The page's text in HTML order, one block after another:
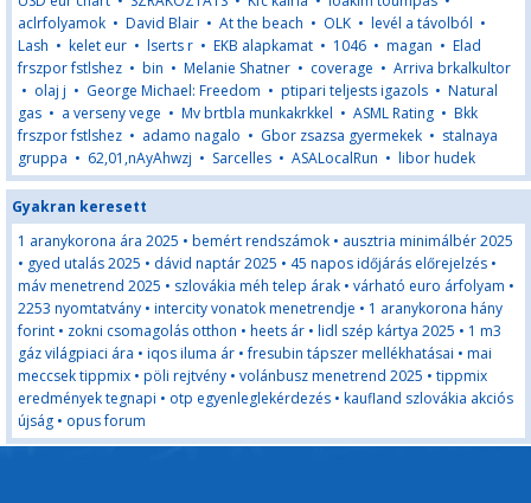
aclrfolyamok • David Blair • At the beach • OLK • levél a távolból •
Lash • kelet eur • lserts r • EKB alapkamat • 1046 • magan • Elad
frszpor fstlshez • bin • Melanie Shatner • coverage • Arriva brkalkultor
• olaj j • George Michael: Freedom • ptipari teljests igazols • Natural
gas • a verseny vege • Mv brtbla munkakrkkel • ASML Rating • Bkk
frszpor fstlshez • adamo nagalo • Gbor zsazsa gyermekek • stalnaya
gruppa • 62,01,nAyAhwzj • Sarcelles • ASALocalRun • libor hudek
Gyakran keresett
1 aranykorona ára 2025 • bemért rendszámok • ausztria minimálbér 2025
• gyed utalás 2025 • dávid naptár 2025 • 45 napos időjárás előrejelzés •
máv menetrend 2025 • szlovákia méh telep árak • várható euro árfolyam •
2253 nyomtatvány • intercity vonatok menetrendje • 1 aranykorona hány
forint • zokni csomagolás otthon • heets ár • lidl szép kártya 2025 • 1 m3
gáz világpiaci ára • iqos iluma ár •fresubin tápszer mellékhatásai • mai
meccsek tippmix • pöli rejtvény • volánbusz menetrend 2025 • tippmix
eredmények tegnapi • otp egyenleglekérdezés • kaufland szlovákia akciós
újság • opus forum